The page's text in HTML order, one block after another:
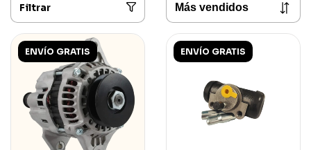
Filtrar
ENVÍO GRATIS ENVÍO GRATIS